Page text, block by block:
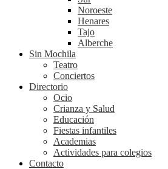
Noroeste
Henares
Tajo
Alberche
Sin Mochila
Teatro
Conciertos
Directorio
Ocio
Crianza y Salud
Educación
Fiestas infantiles
Academias
Actividades para colegios
Contacto